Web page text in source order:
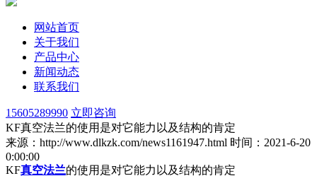
网站首页
关于我们
产品中心
新闻动态
联系我们
15605289990 立即咨询
KF真空法兰的使用是对它能力以及结构的肯定
来源：http://www.dlkzk.com/news1161947.html 时间：2021-6-20
0:00:00
KF真空法兰的使用是对它能力以及结构的肯定